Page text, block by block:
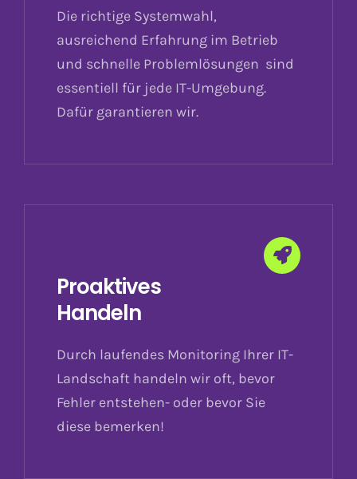
Die richtige Systemwahl,
ausreichend Erfahrung im Betrieb
und schnelle Problemlösungen sind
essentiell für jede IT-Umgebung.
Dafür garantieren wir.
Proaktives
Handeln
Durch laufendes Monitoring Ihrer IT-
Landschaft handeln wir oft, bevor
Fehler entstehen- oder bevor Sie
diese bemerken!